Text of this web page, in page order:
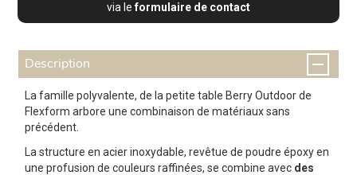
via leformulaire de contact
Description
La famille polyvalente, de la petite table Berry Outdoor de
Flexform arbore une combinaison de matériaux sans
précédent.
La structure en acier inoxydable, revêtue de poudre époxy en
une profusion de couleurs raffinées, se combine avec des